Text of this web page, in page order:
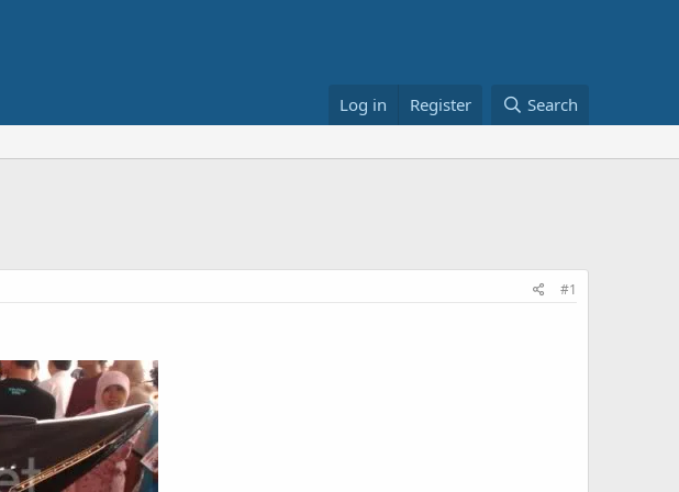
Log in Register Search
#1